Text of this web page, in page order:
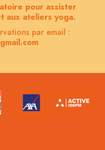
pour assister
aux ateliers yoga.
par email :